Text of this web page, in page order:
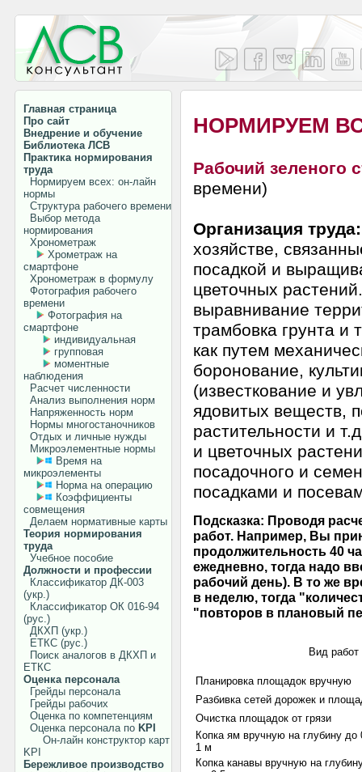
Главная страница
Про сайт
Внедрение и обучение
Библиотека ЛСВ
Практика нормирования
труда
Нормируем всех: он-лайн
нормы
Структура рабочего времени
Выбор метода
нормирования
Хронометраж
Хрометраж на
смартфоне
Хронометраж в формулу
Фотография рабочего
времени
Фотография на
смартфоне
индивидуальная
групповая
моментные
наблюдения
Расчет численности
Анализ выполнения норм
Напряженность норм
Нормы многостаночников
Отдых и личные нужды
Микроэлементные нормы
Время на
микроэлементы
Норма на операцию
Коэффициенты
совмещения
Делаем нормативные карты
Теория нормирования
труда
Учебное пособие
Должности и профессии
Классификатор ДК-003
(укр.)
Классификатор ОК 016-94
(рус.)
ДКХП (укр.)
ЕТКС (рус.)
Поиск аналогов в ДКХП и
ЕТКС
Оценка персонала
Грейды персонала
Грейды рабочих
Оценка по компетенциям
Оценка персонала по KPI
Он-лайн конструктор карт
KPI
Бережливое производство
НОРМИРУЕМ
Рабочий зеленого
времени)
Организация
хозяйстве,
посадкой и
цветочных
выравнивание
трамбовка грунта и
как путем
боронование,
(известкование и
ядовитых веществ,
растительности и
и цветочных
посадочного и
посадками и
Подсказка: Проводя
работ. Например, Вы
продолжительность 40
ежедневно, тогда надо
рабочий день). В то же
в неделю, тогда
"повторов в плановый
Вид работ
Планировка площадок вручную
Разбивка сетей дорожек и
Очистка площадок от грязи
Копка ям вручную на глубину
1 м
Копка канавы вручную на